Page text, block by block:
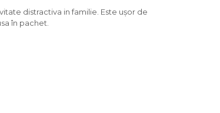
distractiva in familie. Este ușor de
în pachet.